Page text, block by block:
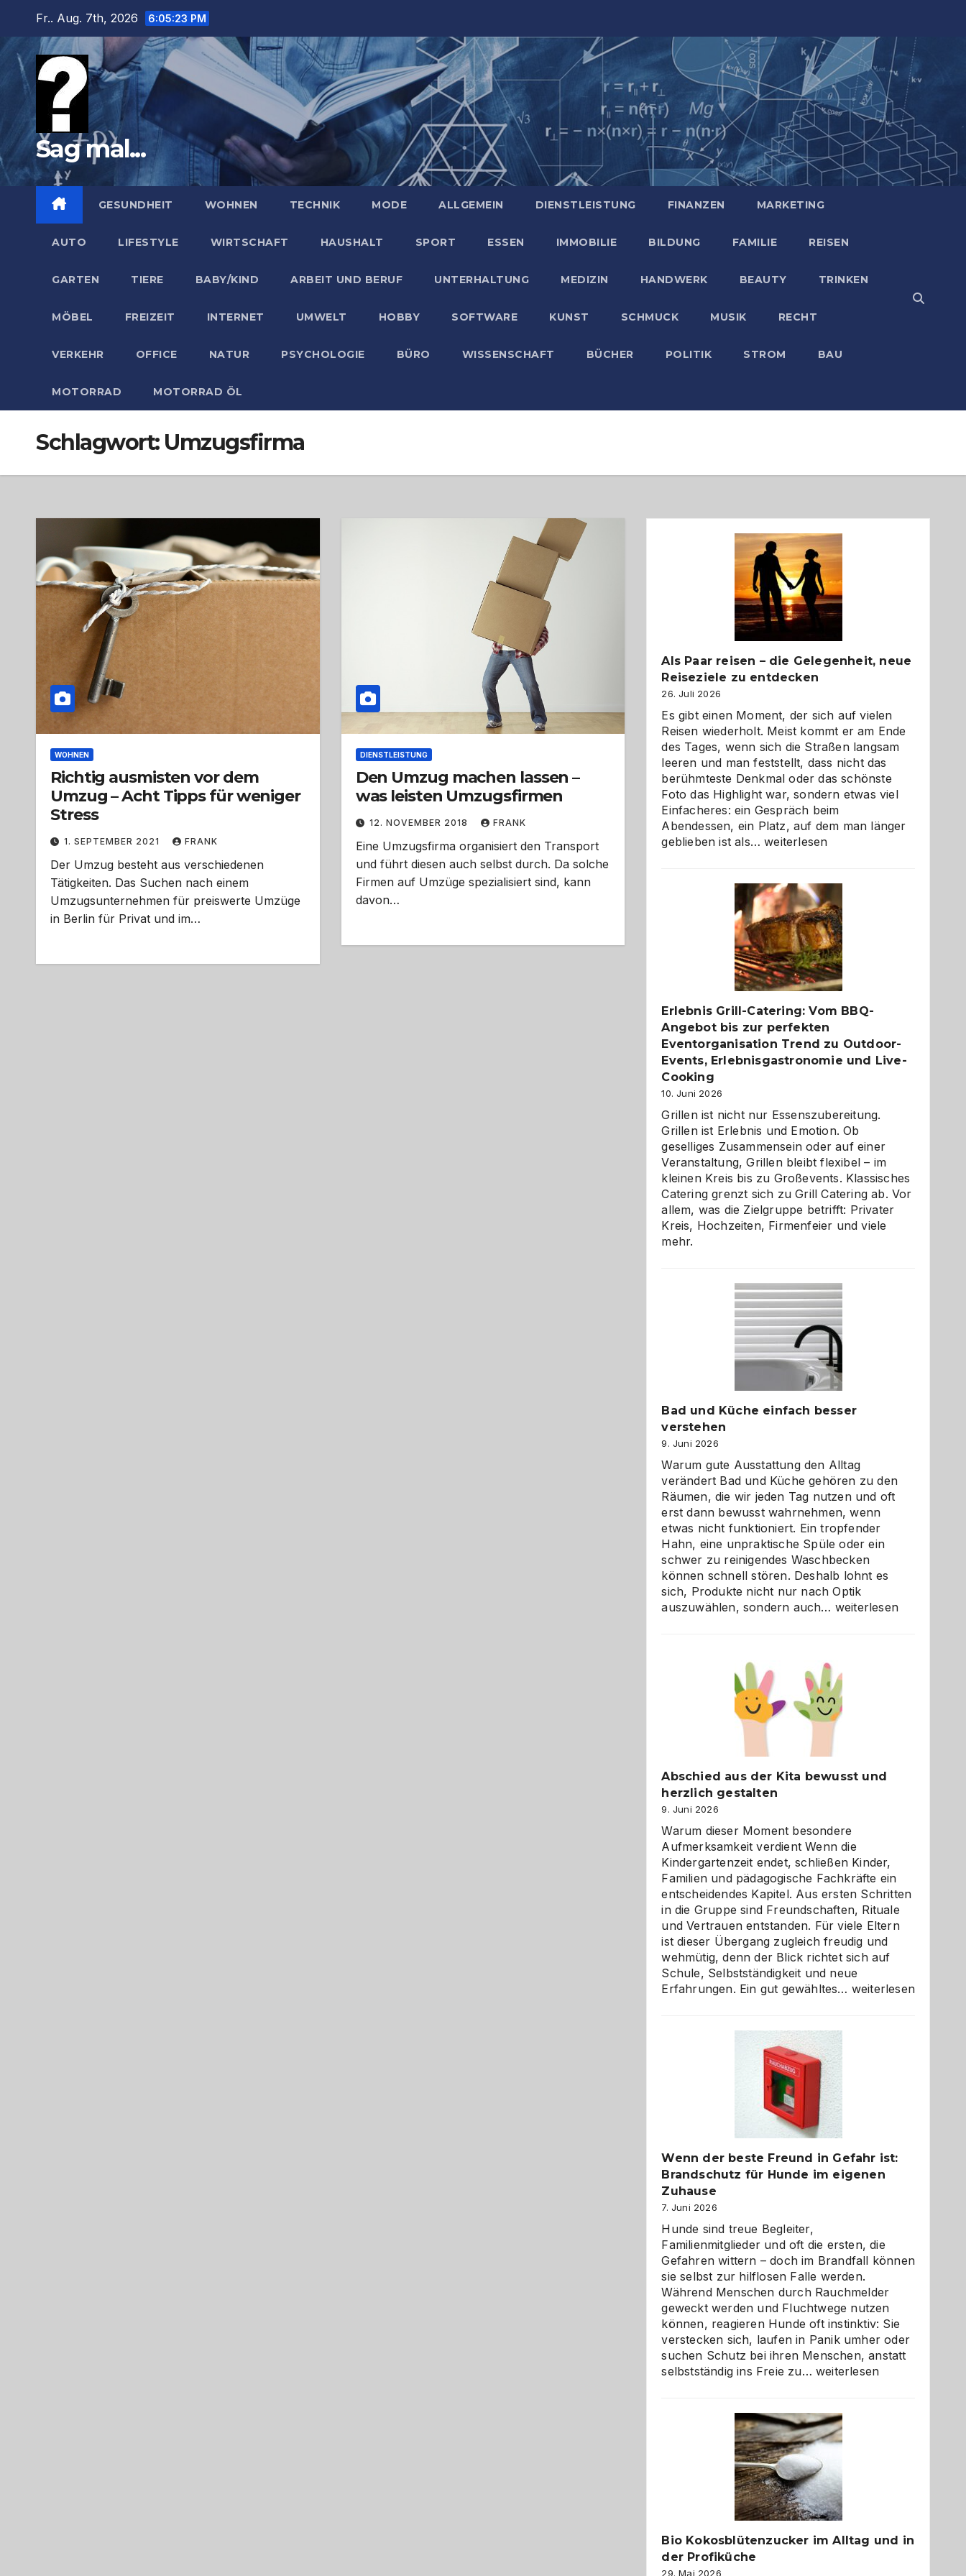
springen
Fr.. Aug. 7th, 2026 6:05:24 PM
Sag mal...
GESUNDHEIT WOHNEN TECHNIK MODE ALLGEMEIN DIENSTLEISTUNG FINANZEN MARKETING
AUTO LIFESTYLE WIRTSCHAFT HAUSHALT SPORT ESSEN IMMOBILIE BILDUNG FAMILIE REISEN
GARTEN TIERE BABY/KIND ARBEIT UND BERUF UNTERHALTUNG MEDIZIN HANDWERK BEAUTY TRINKEN
MÖBEL FREIZEIT INTERNET UMWELT HOBBY SOFTWARE KUNST SCHMUCK MUSIK RECHT
VERKEHR OFFICE NATUR PSYCHOLOGIE BÜRO WISSENSCHAFT BÜCHER POLITIK STROM BAU
MOTORRAD MOTORRAD ÖL
Schlagwort: Umzugsfirma
WOHNEN
Richtig ausmisten vor dem
Umzug – Acht Tipps für weniger
Stress
1. SEPTEMBER 2021 FRANK
Der Umzug besteht aus verschiedenen
Tätigkeiten. Das Suchen nach einem
Umzugsunternehmen für preiswerte Umzüge
in Berlin für Privat und im…
DIENSTLEISTUNG
Den Umzug machen lassen –
was leisten Umzugsfirmen
12. NOVEMBER 2018 FRANK
Eine Umzugsfirma organisiert den Transport
und führt diesen auch selbst durch. Da solche
Firmen auf Umzüge spezialisiert sind, kann
davon…
Als Paar reisen – die Gelegenheit, neue
Reiseziele zu entdecken
26. Juli 2026
Es gibt einen Moment, der sich auf vielen
Reisen wiederholt. Meist kommt er am Ende
des Tages, wenn sich die Straßen langsam
leeren und man feststellt, dass nicht das
berühmteste Denkmal oder das schönste
Foto das Highlight war, sondern etwas viel
Einfacheres: ein Gespräch beim
Abendessen, ein Platz, auf dem man länger
geblieben ist als…Als
–
die
Gelegenheit,
neue
Reiseziele
zu
entdecken
weiterlesen
Erlebnis Grill-Catering: Vom BBQ-
Angebot bis zur perfekten
Eventorganisation Trend zu Outdoor-
Events, Erlebnisgastronomie und Live-
Cooking
10. Juni 2026
Grillen ist nicht nur Essenszubereitung.
Grillen ist Erlebnis und Emotion. Ob
geselliges Zusammensein oder auf einer
Veranstaltung, Grillen bleibt flexibel – im
kleinen Kreis bis zu Großevents. Klassisches
Catering grenzt sich zu Grill Catering ab. Vor
allem, was die Zielgruppe betrifft: Privater
Kreis, Hochzeiten, Firmenfeier und viele
mehr.
Bad und Küche einfach besser
verstehen
9. Juni 2026
Warum gute Ausstattung den Alltag
verändert Bad und Küche gehören zu den
Räumen, die wir jeden Tag nutzen und oft
erst dann bewusst wahrnehmen, wenn
etwas nicht funktioniert. Ein tropfender
Hahn, eine unpraktische Spüle oder ein
schwer zu reinigendes Waschbecken
können schnell stören. Deshalb lohnt es
sich, Produkte nicht nur nach Optik
auszuwählen, sondern auch… Bad
besser
verstehen
weiterlesen
Abschied aus der Kita bewusst und
herzlich gestalten
9. Juni 2026
Warum dieser Moment besondere
Aufmerksamkeit verdient Wenn die
Kindergartenzeit endet, schließen Kinder,
Familien und pädagogische Fachkräfte ein
entscheidendes Kapitel. Aus ersten Schritten
in die Gruppe sind Freundschaften, Rituale
und Vertrauen entstanden. Für viele Eltern
ist dieser Übergang zugleich freudig und
wehmütig, denn der Blick richtet sich auf
Schule, Selbstständigkeit und neue
Erfahrungen. Ein gut gewähltes… Abschied
weiterlesen
Wenn der beste Freund in Gefahr ist:
Brandschutz für Hunde im eigenen
Zuhause
7. Juni 2026
Hunde sind treue Begleiter,
Familienmitglieder und oft die ersten, die
Gefahren wittern – doch im Brandfall können
sie selbst zur hilflosen Falle werden.
Während Menschen durch Rauchmelder
geweckt werden und Fluchtwege nutzen
können, reagieren Hunde oft instinktiv: Sie
verstecken sich, laufen in Panik umher oder
suchen Schutz bei ihren Menschen, anstatt
selbstständig ins Freie zu… Wenn
Freund
in
Gefahr
ist:
Brandschutz
für
Hunde
eigenen
weiterlesen
Bio Kokosblütenzucker im Alltag und in
der Profiküche
29. Mai 2026